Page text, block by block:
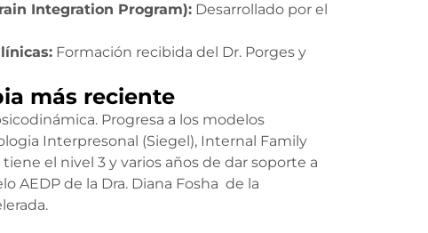
Integration Program): Desarrollado por el
Formación recibida del Dr. Porges y
más reciente
Progresa a los modelos
Interpresonal (Siegel), Internal Family
el nivel 3 y varios años de dar soporte a
AEDP de la Dra. Diana Fosha de la